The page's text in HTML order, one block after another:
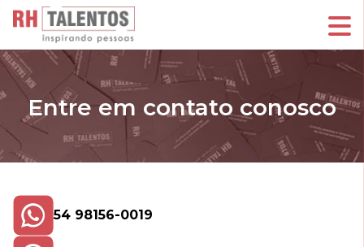
Entre em contato conosco
54 98156-0019